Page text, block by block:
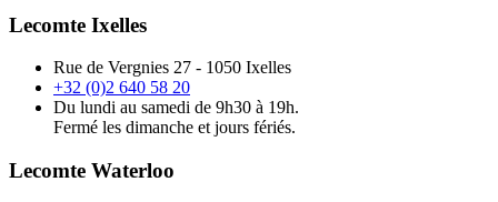
Lecomte Ixelles
Rue de Vergnies 27 - 1050 Ixelles
+32 (0)2 640 58 20
Du lundi au samedi de 9h30 à 19h.
Fermé les dimanche et jours fériés.
Lecomte Waterloo